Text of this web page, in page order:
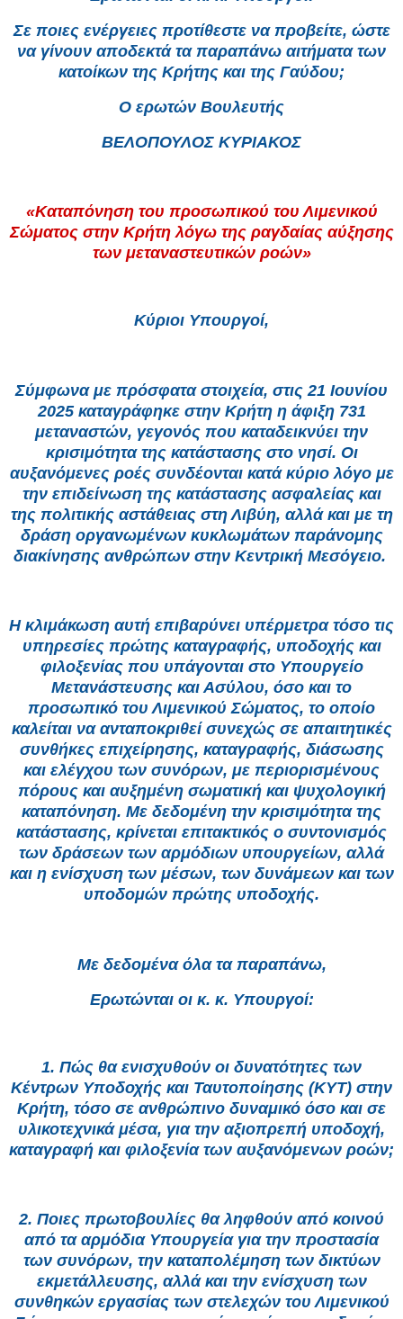
Σε ποιες ενέργειες προτίθεστε να προβείτε, ώστε
να γίνουν αποδεκτά τα παραπάνω αιτήματα των
κατοίκων της Κρήτης και της Γαύδου;
Ο ερωτών Βουλευτής
ΒΕΛΟΠΟΥΛΟΣ ΚΥΡΙΑΚΟΣ
«Καταπόνηση του προσωπικού του Λιμενικού
Σώματος στην Κρήτη λόγω της ραγδαίας αύξησης
των μεταναστευτικών ροών»
Κύριοι Υπουργοί,
Σύμφωνα με πρόσφατα στοιχεία, στις 21 Ιουνίου
2025 καταγράφηκε στην Κρήτη η άφιξη 731
μεταναστών, γεγονός που καταδεικνύει την
κρισιμότητα της κατάστασης στο νησί. Οι
αυξανόμενες ροές συνδέονται κατά κύριο λόγο με
την επιδείνωση της κατάστασης ασφαλείας και
της πολιτικής αστάθειας στη Λιβύη, αλλά και με τη
δράση οργανωμένων κυκλωμάτων παράνομης
διακίνησης ανθρώπων στην Κεντρική Μεσόγειο.
Η κλιμάκωση αυτή επιβαρύνει υπέρμετρα τόσο τις
υπηρεσίες πρώτης καταγραφής, υποδοχής και
φιλοξενίας που υπάγονται στο Υπουργείο
Μετανάστευσης και Ασύλου, όσο και το
προσωπικό του Λιμενικού Σώματος, το οποίο
καλείται να ανταποκριθεί συνεχώς σε απαιτητικές
συνθήκες επιχείρησης, καταγραφής, διάσωσης
και ελέγχου των συνόρων, με περιορισμένους
πόρους και αυξημένη σωματική και ψυχολογική
καταπόνηση. Με δεδομένη την κρισιμότητα της
κατάστασης, κρίνεται επιτακτικός ο συντονισμός
των δράσεων των αρμόδιων υπουργείων, αλλά
και η ενίσχυση των μέσων, των δυνάμεων και των
υποδομών πρώτης υποδοχής.
Με δεδομένα όλα τα παραπάνω,
Ερωτώνται οι κ. κ. Υπουργοί:
1. Πώς θα ενισχυθούν οι δυνατότητες των
Κέντρων Υποδοχής και Ταυτοποίησης (ΚΥΤ) στην
Κρήτη, τόσο σε ανθρώπινο δυναμικό όσο και σε
υλικοτεχνικά μέσα, για την αξιοπρεπή υποδοχή,
καταγραφή και φιλοξενία των αυξανόμενων ροών;
2. Ποιες πρωτοβουλίες θα ληφθούν από κοινού
από τα αρμόδια Υπουργεία για την προστασία
των συνόρων, την καταπολέμηση των δικτύων
εκμετάλλευσης, αλλά και την ενίσχυση των
συνθηκών εργασίας των στελεχών του Λιμενικού